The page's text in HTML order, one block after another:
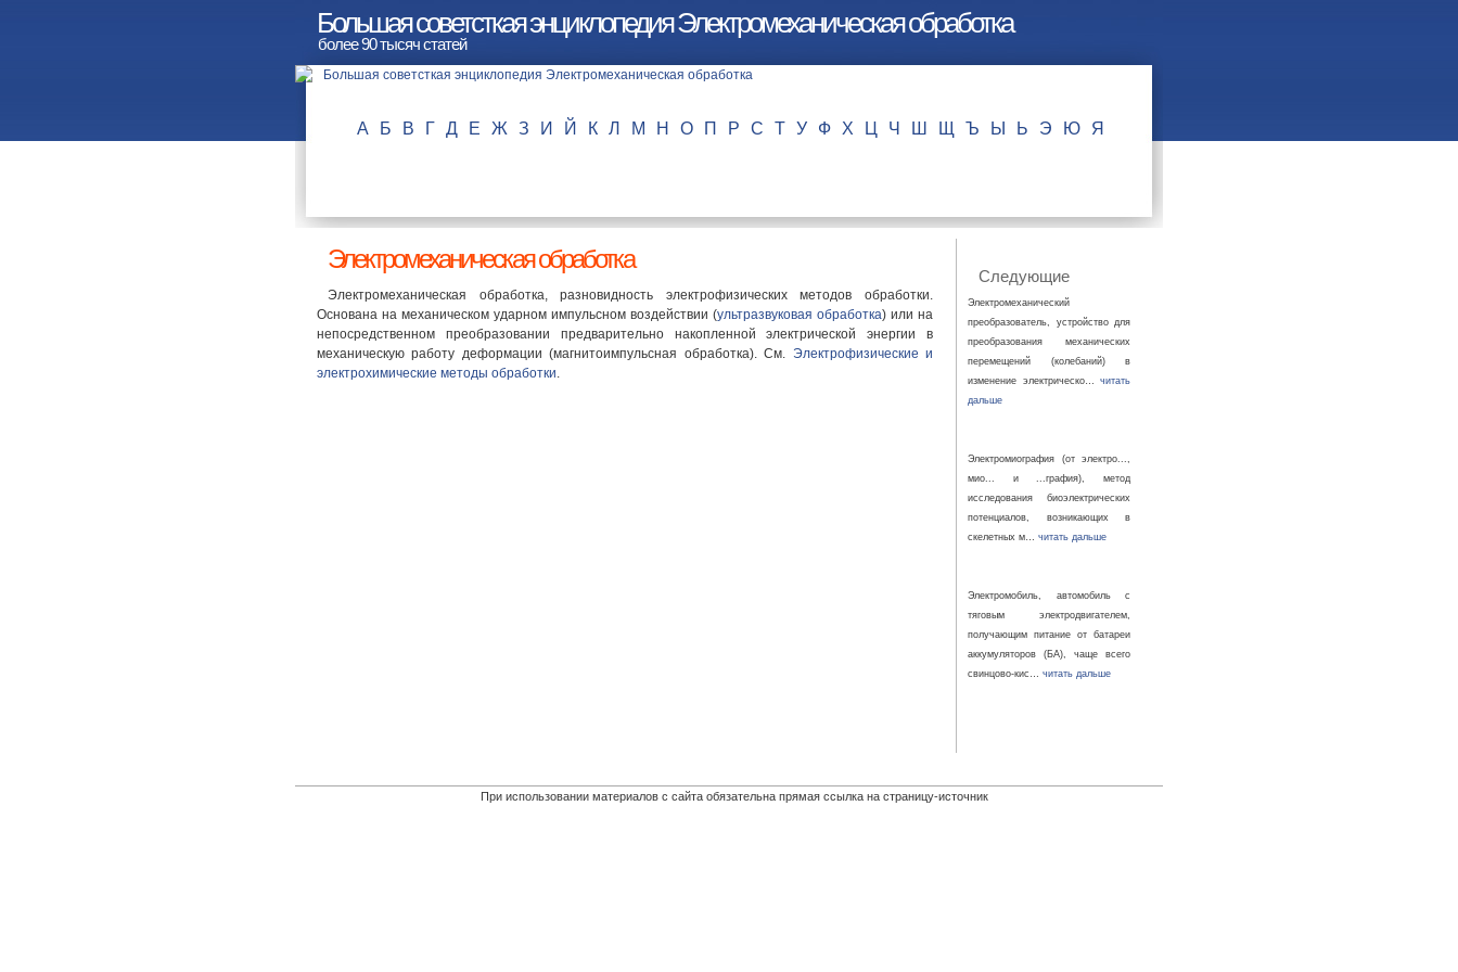
Большая советсткая энциклопедия Электромеханическая обработка
более 90 тысяч статей
А Б В Г Д Е Ж З И Й К Л М Н О П Р С Т У Ф Х Ц Ч Ш Щ Ъ Ы Ь Э Ю Я
Электромеханическая обработка
Электромеханическая обработка, разновидность электрофизических методов обработки.
Основана на механическом ударном импульсном воздействии (ультразвуковая обработка) или на
непосредственном преобразовании предварительно накопленной электрической энергии в
механическую работу деформации (магнитоимпульсная обработка). См. Электрофизические и
электрохимические методы обработки.
Следующие
Электромеханический
преобразователь, устройство для
преобразования механических
перемещений (колебаний) в
изменение электрическо… читать
дальше
Электромиография (от электро...,
мио... и ...графия), метод
исследования биоэлектрических
потенциалов, возникающих в
скелетных м… читать дальше
Электромобиль, автомобиль с
тяговым электродвигателем,
получающим питание от батареи
аккумуляторов (БА), чаще всего
свинцово-кис… читать дальше
При использовании материалов с сайта обязательна прямая ссылка на страницу-источник